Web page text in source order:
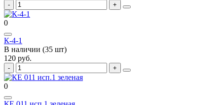
0
К-4-1
В наличии (35 шт)
120 руб.
0